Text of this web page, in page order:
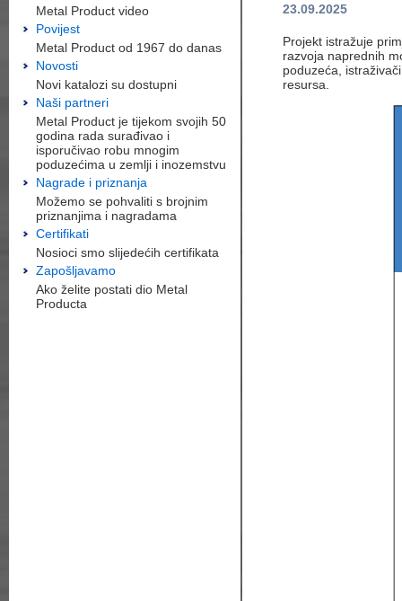
Metal Product video
Povijest
Metal Product od 1967 do danas
Novosti
Novi katalozi su dostupni
Naši partneri
Metal Product je tijekom svojih 50
godina rada surađivao i
isporučivao robu mnogim
poduzećima u zemlji i inozemstvu
Nagrade i priznanja
Možemo se pohvaliti s brojnim
priznanjima i nagradama
Certifikati
Nosioci smo slijedećih certifikata
Zapošljavamo
Ako želite postati dio Metal
Producta
23.09.2025
Projekt istražuje
razvoja naprednih
poduzeća,
resursa.